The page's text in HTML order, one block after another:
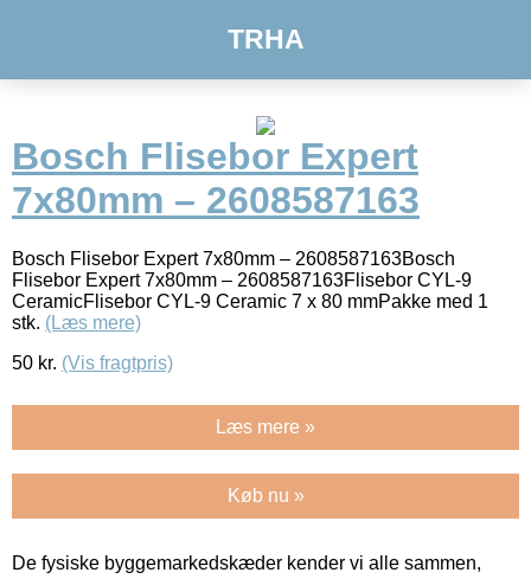
TRHA
Bosch Flisebor Expert
7x80mm – 2608587163
Bosch Flisebor Expert 7x80mm – 2608587163Bosch
Flisebor Expert 7x80mm – 2608587163Flisebor CYL-9
CeramicFlisebor CYL-9 Ceramic 7 x 80 mmPakke med 1
stk. (Læs mere)
50 kr. (Vis fragtpris)
Læs mere »
Køb nu »
De fysiske byggemarkedskæder kender vi alle sammen,